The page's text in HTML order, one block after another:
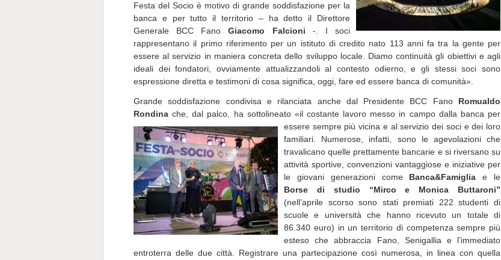
Festa del Socio è motivo di grande soddisfazione per la
banca e per tutto il territorio – ha detto il Direttore
Generale BCC FanoGiacomo Falcioni -. I soci
rappresentano il primo riferimento per un istituto di credito nato 113 anni fa tra la gente per
essere al servizio in maniera concreta dello sviluppo locale. Diamo continuità gli obiettivi e agli
ideali dei fondatori, ovviamente attualizzandoli al contesto odierno, e gli stessi soci sono
espressione diretta e testimoni di cosa significa, oggi, fare ed essere banca di comunità».
Grande soddisfazione condivisa e rilanciata anche dal Presidente BCC Fano Romualdo
Rondina che, dal palco, ha sottolineato «il costante lavoro messo in campo dalla banca per
essere sempre più vicina e al servizio dei soci e dei loro
familiari. Numerose, infatti, sono le agevolazioni che
travalicano quelle prettamente bancarie e si riversano su
attività sportive, convenzioni vantaggiose e iniziative per
le giovani generazioni come Banca&Famiglia e le
Borse di studio “Mirco e Monica Buttaroni”
(nell’aprile scorso sono stati premiati 222 studenti di
scuole e università che hanno ricevuto un totale di
86.340 euro) in un territorio di competenza sempre più
esteso che abbraccia Fano, Senigallia e l’immediato
entroterra delle due città. Registrare una partecipazione così numerosa, in linea con quella